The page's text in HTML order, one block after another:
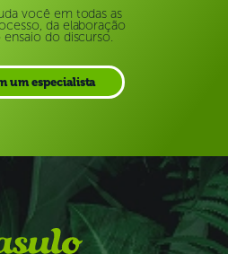
você em todas as
da elaboração
ensaio do discurso.
um especialista